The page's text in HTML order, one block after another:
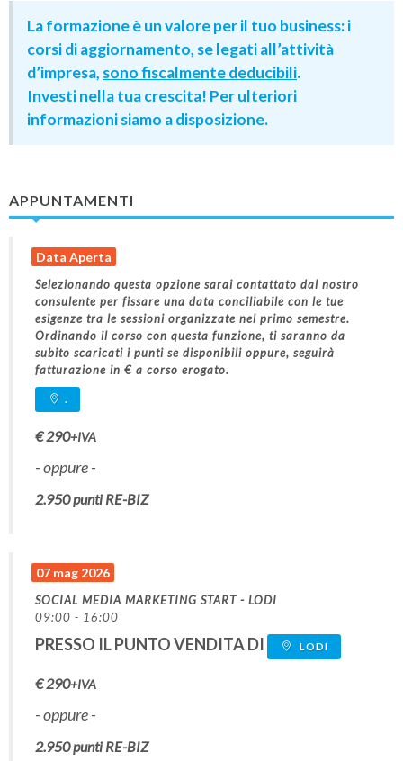
La formazione è un valore per il tuo business: i
corsi di aggiornamento, se legati all’attività
d’impresa, sono fiscalmente deducibili.
Investi nella tua crescita! Per ulteriori
informazioni siamo a disposizione.
APPUNTAMENTI
Data Aperta
Selezionando questa opzione sarai contattato dal nostro
consulente per fissare una data conciliabile con le tue
esigenze tra le sessioni organizzate nel primo semestre.
Ordinando il corso con questa funzione, ti saranno da
subito scaricati i punti se disponibili oppure, seguirà
fatturazione in € a corso erogato.
.
€290+IVA
- oppure -
2.950punti RE-BIZ
07 mag 2026
SOCIAL MEDIA MARKETING START - LODI
09:00 - 16:00
PRESSO IL PUNTO VENDITA DI LODI
€290+IVA
- oppure -
2.950punti RE-BIZ